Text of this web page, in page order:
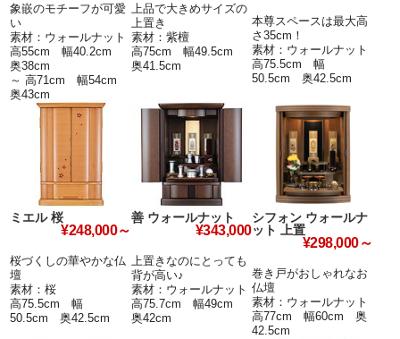
象嵌のモチーフが可愛
い
素材：ウォールナット
高55cm 幅40.2cm
奥38cm
～ 高71cm 幅54cm
奥43cm
上品で大きめサイズの
上置き
素材：紫檀
高75cm 幅49.5cm
奥41.5cm
本尊スペースは最大高
さ35cm！
素材：ウォールナット
高75.5cm 幅
50.5cm 奥42.5cm
ミエル 桜
¥248,000～
桜づくしの華やかな仏
壇
素材：桜
高75.5cm 幅
50.5cm 奥42.5cm
善 ウォールナット
¥343,000
上置きなのにとっても
背が高い♪
素材：ウォールナット
高75.7cm 幅49cm
奥42cm
シフォン ウォールナ
ット 上置
¥298,000～
巻き戸がおしゃれなお
仏壇
素材：ウォールナット
高77cm 幅60cm 奥
42.5cm